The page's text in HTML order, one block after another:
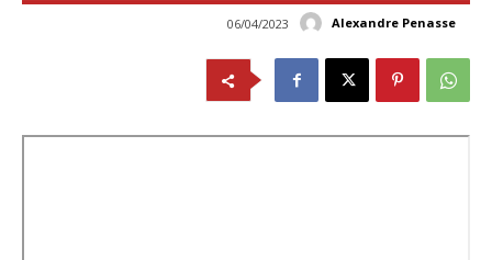
Alexandre Penasse
06/04/2023